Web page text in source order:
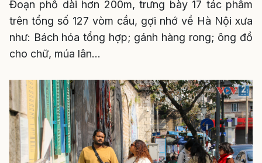
Đoạn phố dài hơn 200m, trưng bày 17 tác phẩm
trên tổng số 127 vòm cầu, gợi nhớ về Hà Nội xưa
như: Bách hóa tổng hợp; gánh hàng rong; ông đồ
cho chữ, múa lân...